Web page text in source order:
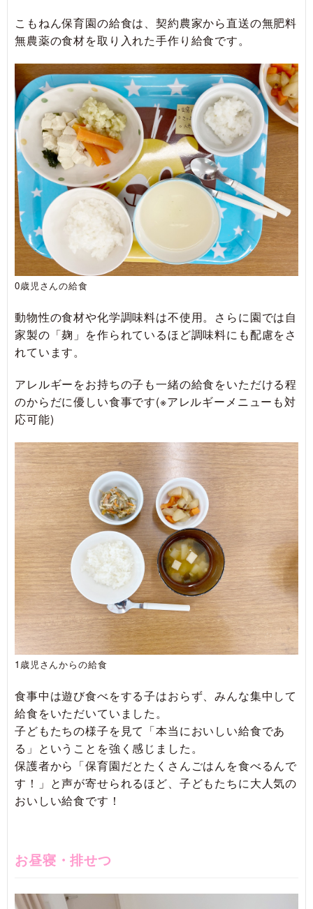
こもねん保育園の給食は、契約農家から直送の無肥料
無農薬の食材を取り入れた手作り給食です。
0歳児さんの給食
動物性の食材や化学調味料は不使用。さらに園では自
家製の「麹」を作られているほど調味料にも配慮をさ
れています。
アレルギーをお持ちの子も一緒の給食をいただける程
のからだに優しい食事です(※アレルギーメニューも対
応可能)
1歳児さんからの給食
食事中は遊び食べをする子はおらず、みんな集中して
給食をいただいていました。
子どもたちの様子を見て「本当においしい給食であ
る」ということを強く感じました。
保護者から「保育園だとたくさんごはんを食べるんで
す！」と声が寄せられるほど、子どもたちに大人気の
おいしい給食です！
お昼寝・排せつ